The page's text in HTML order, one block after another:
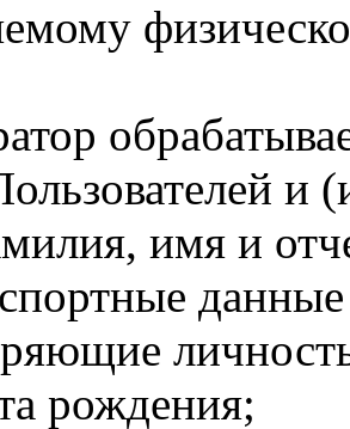
и
имя и
рождения;